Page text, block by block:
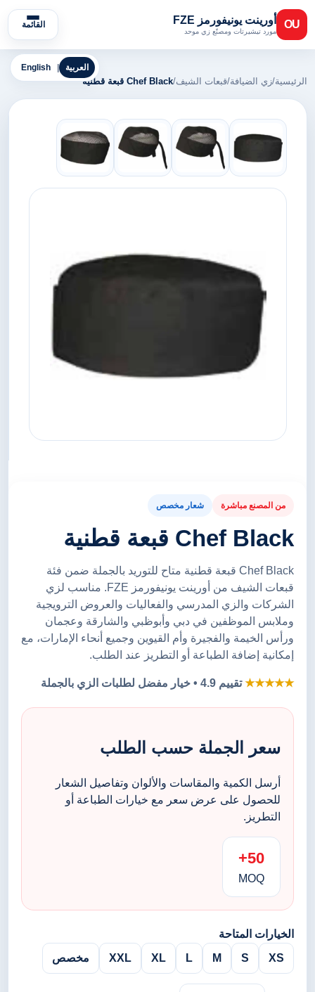
OU أورينت يونيفورمز FZE
مورد تيشيرتات ومصنّع زي موحد
القائمة
English العربية
الرئيسية/زي الضيافة/قبعات الشيف/Chef Black قبعة قطنية
من المصنع مباشرة شعار مخصص
Chef Black قبعة قطنية
Chef Black قبعة قطنية متاح للتوريد بالجملة ضمن فئة
قبعات الشيف من أورينت يونيفورمز FZE. مناسب لزي
الشركات والزي المدرسي والفعاليات والعروض الترويجية
وملابس الموظفين في دبي وأبوظبي والشارقة وعجمان
ورأس الخيمة والفجيرة وأم القيوين وجميع أنحاء الإمارات، مع
إمكانية إضافة الطباعة أو التطريز عند الطلب.
★★★★★تقييم 4.9 • خيار مفضل لطلبات الزي بالجملة
سعر الجملة حسب الطلب
أرسل الكمية والمقاسات والألوان وتفاصيل الشعار
للحصول على عرض سعر مع خيارات الطباعة أو
التطريز.
50+
MOQ
الخيارات المتاحة
XS
S
M
L
XL
XXL مخصص